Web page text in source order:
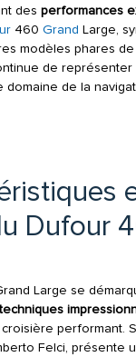
des performances
460 Grand Large,
modèles phares de
de représenter
domaine de la
Dufour
Large se
performant.
Felci, présente